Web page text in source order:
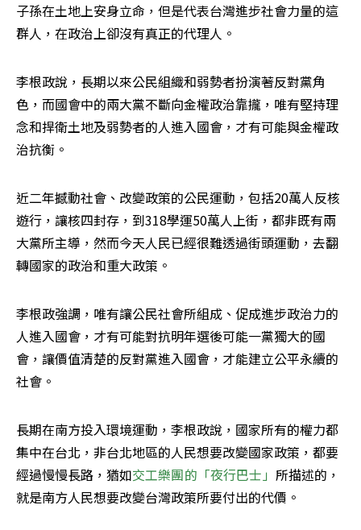
子孫在土地上安身立命，但是代表台灣進步社會力量的這
群人，在政治上卻沒有真正的代理人。
李根政說，長期以來公民組織和弱勢者扮演著反對黨角
色，而國會中的兩大黨不斷向金權政治靠攏，唯有堅持理
念和捍衛土地及弱勢者的人進入國會，才有可能與金權政
治抗衡。
近二年撼動社會、改變政策的公民運動，包括20萬人反核
遊行，讓核四封存，到318學運50萬人上街，都非既有兩
大黨所主導，然而今天人民已經很難透過街頭運動，去翻
轉國家的政治和重大政策。
李根政強調，唯有讓公民社會所組成、促成進步政治力的
人進入國會，才有可能對抗明年選後可能一黨獨大的國
會，讓價值清楚的反對黨進入國會，才能建立公平永續的
社會。
長期在南方投入環境運動，李根政說，國家所有的權力都
集中在台北，非台北地區的人民想要改變國家政策，都要
經過慢慢長路，猶如交工樂團的「夜行巴士」 所描述的，
就是南方人民想要改變台灣政策所要付出的代價。